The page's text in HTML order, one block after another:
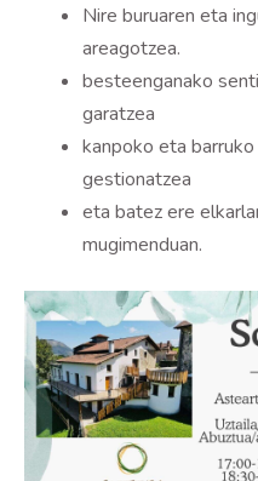
Nire buruaren eta
areagotzea.
besteenganako
garatzea
kanpoko eta
gestionatzea
eta batez ere
mugimenduan.